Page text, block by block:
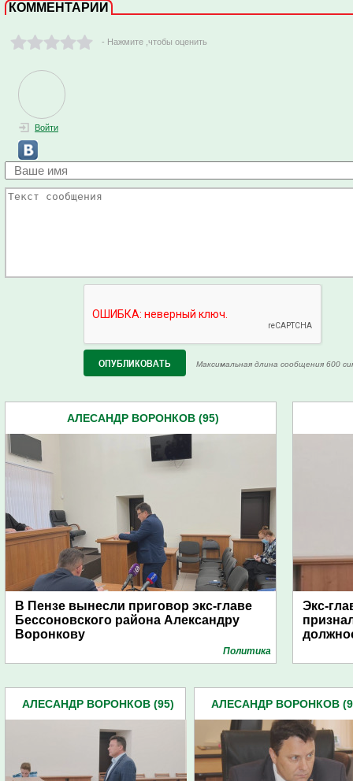
КОММЕНТАРИИ
- Нажмите ,чтобы оценить
Войти
Максимальная длина сообщения 600
АЛЕСАНДР ВОРОНКОВ (95)
В Пензе вынесли приговор экс-главе
Бессоновского района Александру
Воронкову
Политика
Экс-
АЛЕСАНДР ВОРОНКОВ (95) АЛЕСАНДР ВОРОНКОВ